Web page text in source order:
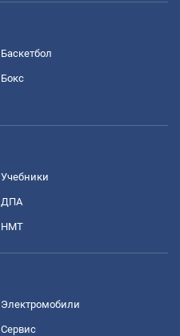
Баскетбол
Бокс
Учебники
ДПА
НМТ
Электромобили
Сервис